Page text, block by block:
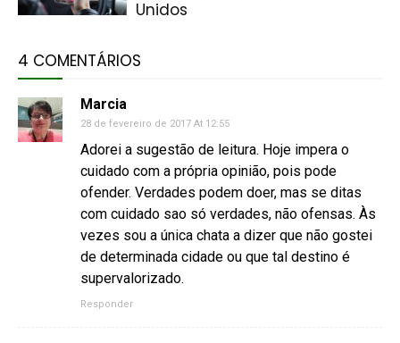
Unidos
4 COMENTÁRIOS
Marcia
28 de fevereiro de 2017 At 12:55
Adorei a sugestão de leitura. Hoje impera o
cuidado com a própria opinião, pois pode
ofender. Verdades podem doer, mas se ditas
com cuidado sao só verdades, não ofensas. Às
vezes sou a única chata a dizer que não gostei
de determinada cidade ou que tal destino é
supervalorizado.
Responder